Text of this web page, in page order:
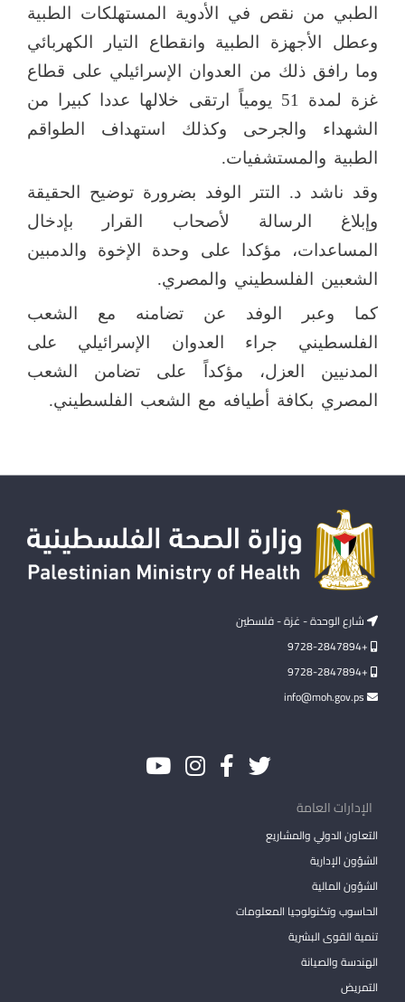
الطبي من نقص في الأدوية المستهلكات الطبية
وعطل الأجهزة الطبية وانقطاع التيار الكهربائي
وما رافق ذلك من العدوان الإسرائيلي على قطاع
غزة لمدة 51 يومياً ارتقى خلالها عددا كبيرا من
الشهداء والجرحى وكذلك استهداف الطواقم
الطبية والمستشفيات.
وقد ناشد د. التتر الوفد بضرورة توضيح الحقيقة
وإبلاغ الرسالة لأصحاب القرار بإدخال
المساعدات، مؤكدا على وحدة الإخوة والدمبين
الشعبين الفلسطيني والمصري.
كما وعبر الوفد عن تضامنه مع الشعب
الفلسطيني جراء العدوان الإسرائيلي على
المدنيين العزل، مؤكداً على تضامن الشعب
المصري بكافة أطيافه مع الشعب الفلسطيني.
شارع الوحدة - غزة - فلسطين
+9728-2847894
+9728-2847894
الإدارات العامة
التعاون الدولي والمشاريع
الشؤون الإدارية
الشؤون المالية
الحاسوب وتكنولوجيا المعلومات
تنمية القوى البشرية
الهندسة والصيانة
التمريض